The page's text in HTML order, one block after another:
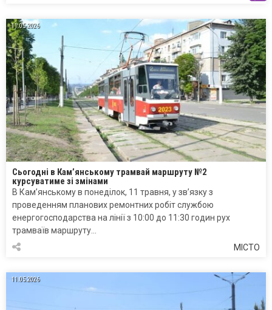
11.05.2026
Сьогодні в Кам’янському трамвай маршруту №2
курсуватиме зі змінами
В Кам’янському в понеділок, 11 травня, у зв’язку з
проведенням планових ремонтних робіт службою
енергогосподарства на лінії з 10:00 до 11:30 годин рух
трамваїв маршруту…
МІСТО
11.05.2026